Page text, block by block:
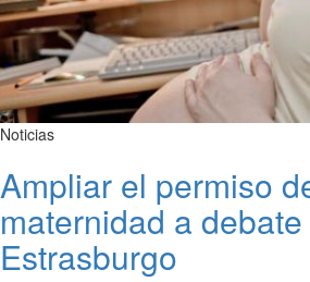
Noticias
Ampliar el permiso
maternidad a
Estrasburgo